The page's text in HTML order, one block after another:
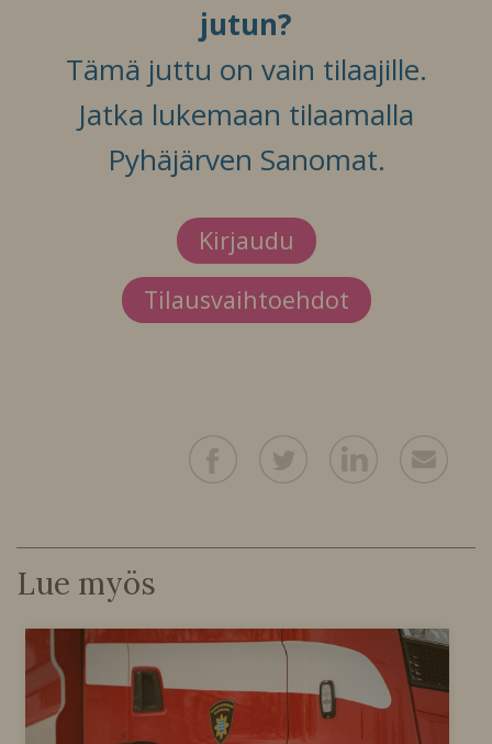
jutun?
Tämä juttu on vain tilaajille.
Jatka lukemaan tilaamalla
Pyhäjärven Sanomat.
Kirjaudu
Tilausvaihtoehdot
Lue myös